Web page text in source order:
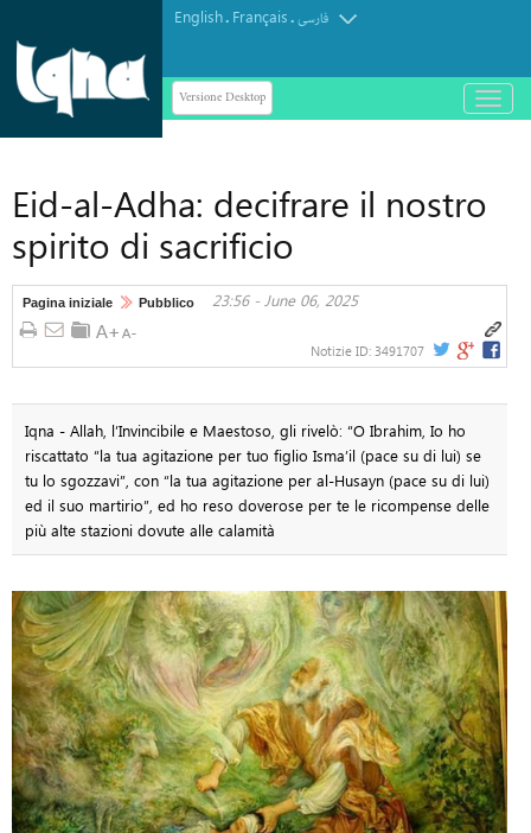
English. Français.فارسی
Versione Desktop
باز
و
Eid-al-Adha: decifrare il nostro
spirito di sacrificio
Pagina iniziale Pubblico 23:56 - June 06, 2025
Notizie ID: 3491707
Iqna - Allah, l’Invincibile e Maestoso, gli rivelò: “O Ibrahim, Io ho
riscattato “la tua agitazione per tuo figlio Isma’il (pace su di lui) se
tu lo sgozzavi”, con “la tua agitazione per al-Husayn (pace su di lui)
ed il suo martirio”, ed ho reso doverose per te le ricompense delle
più alte stazioni dovute alle calamità